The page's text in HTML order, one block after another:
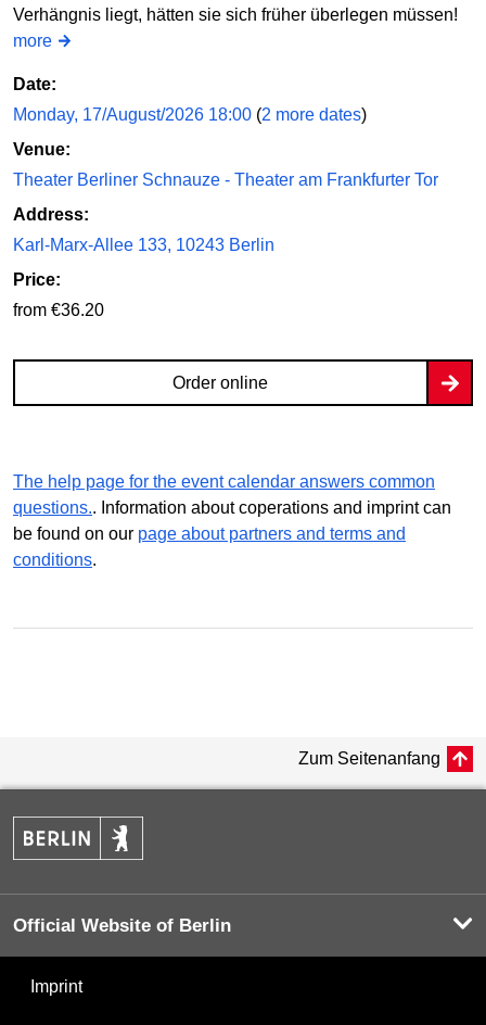
Verhängnis liegt, hätten sie sich früher überlegen müssen!
more
Date:
Monday, 17/August/2026 18:00 (2 more dates)
Venue:
Theater Berliner Schnauze - Theater am Frankfurter Tor
Address:
Karl-Marx-Allee 133, 10243 Berlin
Price:
from €36.20
Order online
The help page for the event calendar answers common
questions.. Information about coperations and imprint can
be found on our page about partners and terms and
conditions.
Zum Seitenanfang
Official Website of Berlin
Imprint